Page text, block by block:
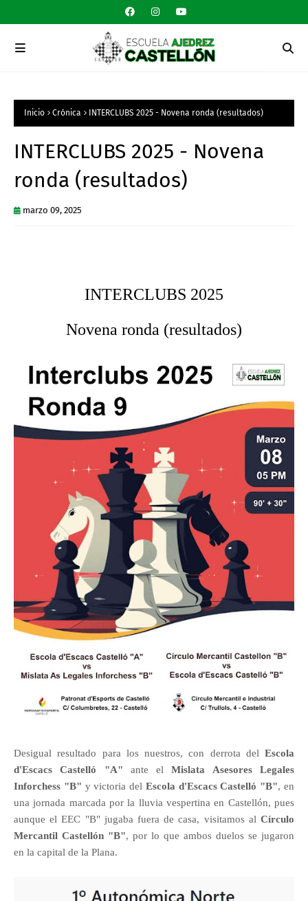
Inicio Crónica INTERCLUBS 2025 - Novena ronda (resultados)
INTERCLUBS 2025 - Novena
ronda (resultados)
marzo 09, 2025
INTERCLUBS 2025
Novena ronda (resultados)
Desigual resultado para los nuestros, con derrota del Escola
d'Escacs Castelló "A" ante elMislata Asesores Legales
Inforchess "B" y victoria del Escola d'Escacs Castelló "B", en
una jornada marcada por la lluvia vespertina en Castellón, pues
aunque el EEC "B" jugaba fuera de casa, visitamos al Círculo
Mercantil Castellón "B", por lo que ambos duelos se jugaron
en la capital de la Plana.